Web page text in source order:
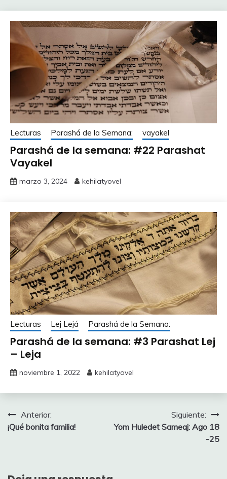
Lecturas Parashá de la Semana: vayakel
Parashá de la semana: #22 Parashat
Vayakel
marzo 3, 2024 kehilatyovel
Lecturas Lej Lejá Parashá de la Semana:
Parashá de la semana: #3 Parashat Lej
– Leja
noviembre 1, 2022 kehilatyovel
Navegación
de
Anterior:
¡Qué bonita familia!
Siguiente:
Yom Huledet Sameaj: Ago 18
-25